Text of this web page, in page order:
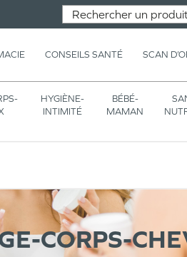
CONSEILS SANTÉ SCAN
HYGIÈNE-
INTIMITÉ
BÉBÉ-
MAMAN
CORPS-